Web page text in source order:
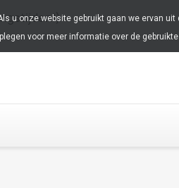
u onze website gebruikt gaan we ervan
voor meer informatie over de